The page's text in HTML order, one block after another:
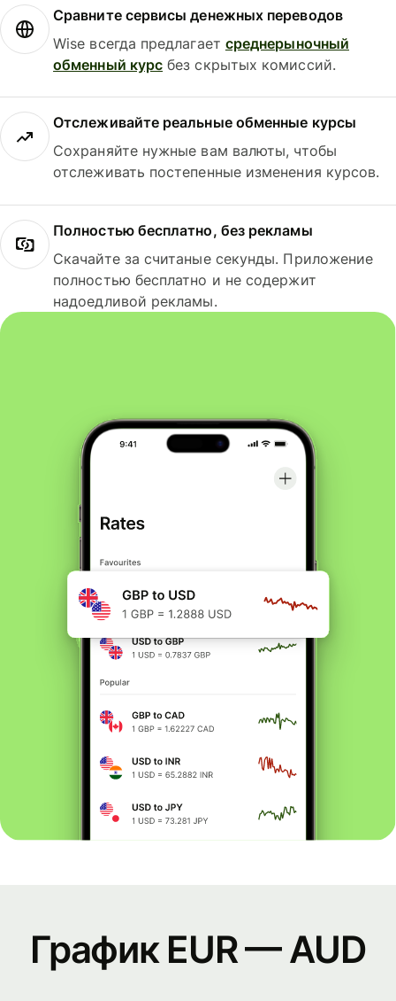
Сравните сервисы денежных переводов
Wise всегда предлагает среднерыночный
обменный курс без скрытых комиссий.
Отслеживайте реальные обменные курсы
Сохраняйте нужные вам валюты, чтобы
отслеживать постепенные изменения курсов.
Полностью бесплатно, без рекламы
Скачайте за считаные секунды. Приложение
полностью бесплатно и не содержит
надоедливой рекламы.
График EUR — AUD